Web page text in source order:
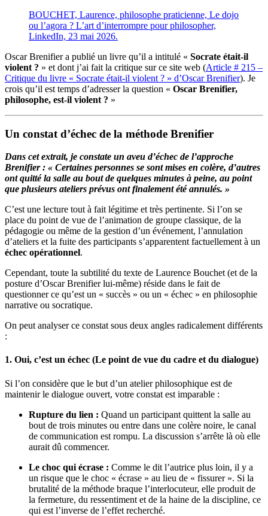
BOUCHET, Laurence, philosophe praticienne, Le dojo
ou l’agora ? L’art d’interrompre pour philosopher,
LinkedIn, 23 mai 2026.
Oscar Brenifier a publié un livre qu’il a intitulé « Socrate était-il
violent ? » et dont j’ai fait la critique sur ce site web (Article # 215 –
Critique du livre « Socrate était-il violent ? » d’Oscar Brenifier). Je
crois qu’il est temps d’adresser la question « Oscar Brenifier,
philosophe, est-il violent ? »
Un constat d’échec de la méthode Brenifier
Dans cet extrait, je constate un aveu d’échec de l’approche
Brenifier : « Certaines personnes se sont mises en colère, d’autres
ont quitté la salle au bout de quelques minutes à peine, au point
que plusieurs ateliers prévus ont finalement été annulés. »
C’est une lecture tout à fait légitime et très pertinente. Si l’on se
place du point de vue de l’animation de groupe classique, de la
pédagogie ou même de la gestion d’un événement, l’annulation
d’ateliers et la fuite des participants s’apparentent factuellement à un
échec opérationnel.
Cependant, toute la subtilité du texte de Laurence Bouchet (et de la
posture d’Oscar Brenifier lui-même) réside dans le fait de
questionner ce qu’est un « succès » ou un « échec » en philosophie
narrative ou socratique.
On peut analyser ce constat sous deux angles radicalement différents
:
1. Oui, c’est un échec (Le point de vue du cadre et du dialogue)
Si l’on considère que le but d’un atelier philosophique est de
maintenir le dialogue ouvert, votre constat est imparable :
Rupture du lien : Quand un participant quittent la salle au
bout de trois minutes ou entre dans une colère noire, le canal
de communication est rompu. La discussion s’arrête là où elle
aurait dû commencer.
Le choc qui écrase : Comme le dit l’autrice plus loin, il y a
un risque que le choc « écrase » au lieu de « fissurer ». Si la
brutalité de la méthode braque l’interlocuteur, elle produit de
la fermeture, du ressentiment et de la haine de la discipline, ce
qui est l’inverse de l’effet recherché.